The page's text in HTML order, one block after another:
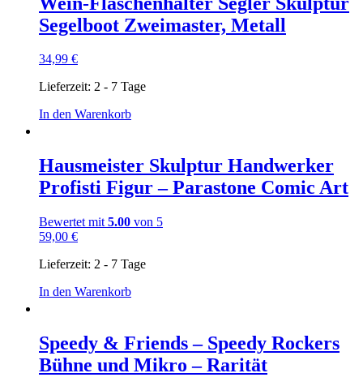
Segelboot Zweimaster, Metall
34,99 €
Lieferzeit: 2 - 7 Tage
In den Warenkorb
Hausmeister Skulptur Handwerker
Profisti Figur – Parastone Comic Art
Bewertet mit 5.00 von 5
59,00 €
Lieferzeit: 2 - 7 Tage
In den Warenkorb
Speedy & Friends – Speedy Rockers
Bühne und Mikro – Rarität